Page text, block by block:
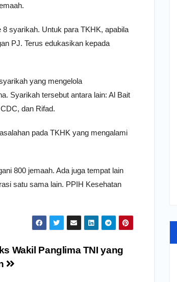
syarikah. Untuk para TKHK, apabila
PJ. Terus edukasikan kepada
yang mengelola
Syarikah tersebut antara lain: Al Bait
dan Rifad.
pada TKHK yang mengalami
800 jemaah. Ada juga tempat lain
satu sama lain. PPIH Kesehatan
Wakil Panglima TNI yang